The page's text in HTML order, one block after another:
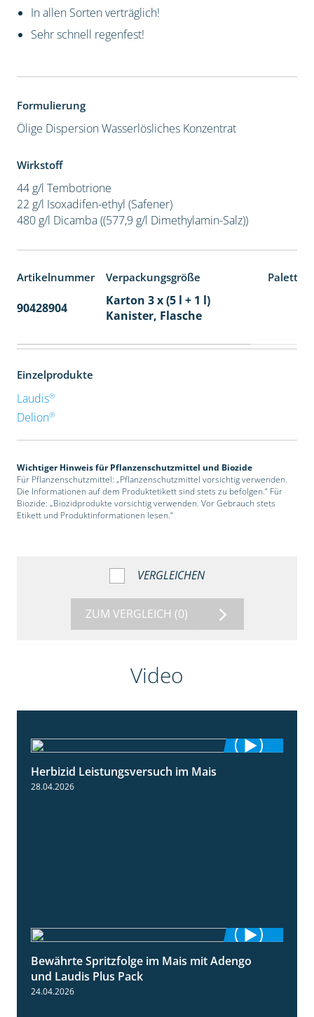
In allen Sorten verträglich!
Sehr schnell regenfest!
Formulierung
Ölige DispersionWasserlösliches Konzentrat
Wirkstoff
44 g/l Tembotrione
22 g/l Isoxadifen-ethyl (Safener)
480 g/l Dicamba ((577,9 g/l Dimethylamin-Salz))
Artikelnummer Verpackungsgröße
90428904
Karton 3 x (5 l + 1 l)
Kanister, Flasche
Einzelprodukte
Laudis®
Delion®
Wichtiger Hinweis für Pflanzenschutzmittel und Biozide
Für Pflanzenschutzmittel: „Pflanzenschutzmittel vorsichtig verwenden.
Die Informationen auf dem Produktetikett sind stets zu befolgen.“ Für
Biozide: „Biozidprodukte vorsichtig verwenden. Vor Gebrauch stets
Etikett und Produktinformationen lesen.“
VERGLEICHEN
ZUM VERGLEICH (0)
Video
Herbizid Leistungsversuch im Mais
28.04.2026
1:22
Bewährte Spritzfolge im Mais mit Adengo
und Laudis Plus Pack
24.04.2026